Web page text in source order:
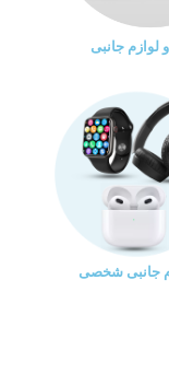
جانبی
جانبی شخصی